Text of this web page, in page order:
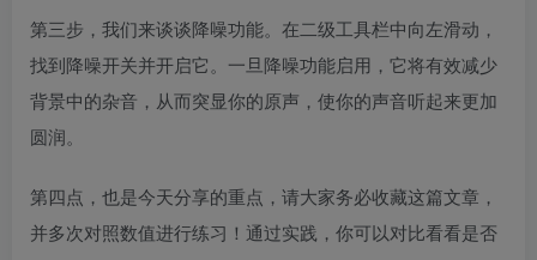
第三步，我们来谈谈降噪功能。在二级工具栏中向左滑动，
找到降噪开关并开启它。一旦降噪功能启用，它将有效减少
背景中的杂音，从而突显你的原声，使你的声音听起来更加
圆润。
第四点，也是今天分享的重点，请大家务必收藏这篇文章，
并多次对照数值进行练习！通过实践，你可以对比看看是否